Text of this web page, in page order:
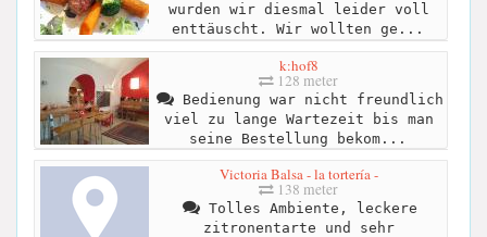
wurden wir diesmal leider voll
enttäuscht. Wir wollten ge...
k:hof8
128 meter
Bedienung war nicht freundlich
viel zu lange Wartezeit bis man
seine Bestellung bekom...
Victoria Balsa - la tortería -
138 meter
Tolles Ambiente, leckere
zitronentarte und sehr